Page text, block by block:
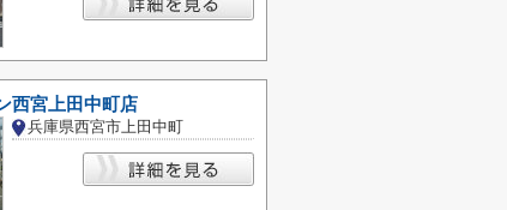
西宮上田中町店
兵庫県西宮市上田中町